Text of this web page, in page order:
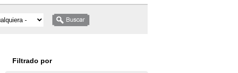
Filtrado por